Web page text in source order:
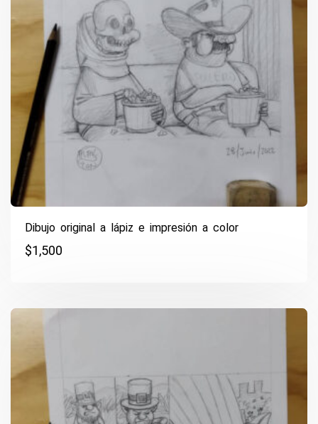
Dibujo original a lápiz e impresión a color
$1,500